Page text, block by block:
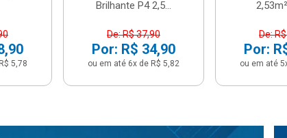
5,78
Brilhante P4 2,5...
De: R$ 37,90
Por: R$ 34,90
ou em até 6x de R$ 5,82
De:
Por:
ou em até